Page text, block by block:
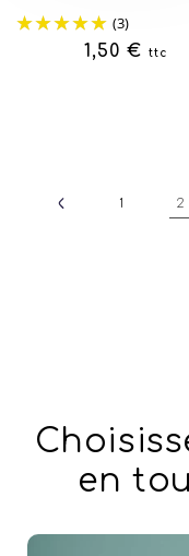
(3)
Prix
1,50 € ttc
1 2
en